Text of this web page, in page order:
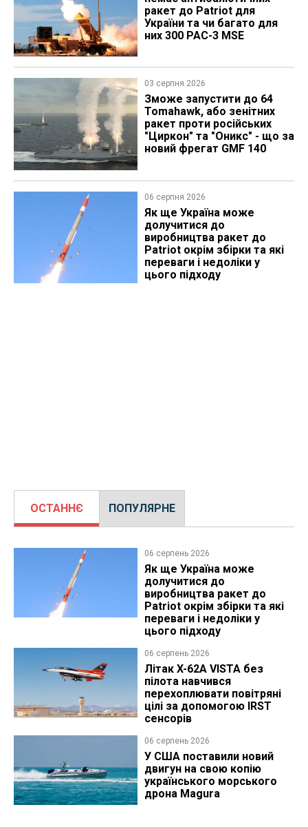
ракет до Patriot для
України та чи багато для
них 300 PAC-3 MSE
03 серпня 2026
Зможе запустити до 64
Tomahawk, або зенітних
ракет проти російських
"Циркон" та "Оникс" - що за
новий фрегат GMF 140
06 серпня 2026
Як ще Україна може
долучитися до
виробництва ракет до
Patriot окрім збірки та які
переваги і недоліки у
цього підходу
ОСТАННЄ ПОПУЛЯРНЕ
06 серпень 2026
Як ще Україна може
долучитися до
виробництва ракет до
Patriot окрім збірки та які
переваги і недоліки у
цього підходу
06 серпень 2026
Літак X-62A VISTA без
пілота навчився
перехоплювати повітряні
цілі за допомогою IRST
сенсорів
06 серпень 2026
У США поставили новий
двигун на свою копію
українського морського
дрона Magura